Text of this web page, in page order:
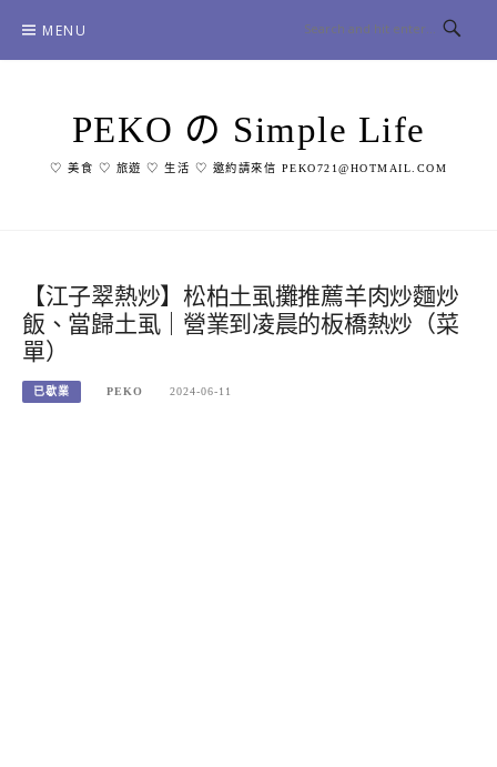
content
MENU
PEKO の Simple Life
♡ 美食 ♡ 旅遊 ♡ 生活 ♡ 邀約請來信 PEKO721@HOTMAIL.COM
【江子翠熱炒】松柏土虱攤推薦羊肉炒麵炒
飯、當歸土虱｜營業到凌晨的板橋熱炒（菜
單）
已歇業 PEKO 2024-06-11